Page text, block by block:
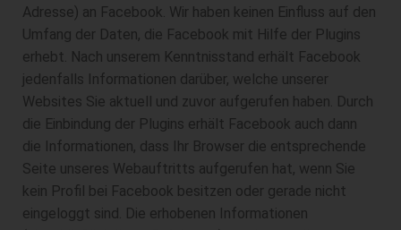
Adresse) an Facebook. Wir haben keinen Einfluss auf den
Umfang der Daten, die Facebook mit Hilfe der Plugins
erhebt. Nach unserem Kenntnisstand erhält Facebook
jedenfalls Informationen darüber, welche unserer
Websites Sie aktuell und zuvor aufgerufen haben. Durch
die Einbindung der Plugins erhält Facebook auch dann
die Informationen, dass Ihr Browser die entsprechende
Seite unseres Webauftritts aufgerufen hat, wenn Sie
kein Profil bei Facebook besitzen oder gerade nicht
eingeloggt sind. Die erhobenen Informationen